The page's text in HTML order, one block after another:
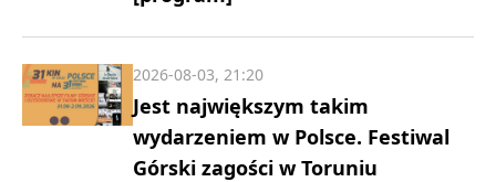
Jest największym takim
wydarzeniem w Polsce. Festiwal
Górski zagości w Toruniu
2026-08-03, 21:20